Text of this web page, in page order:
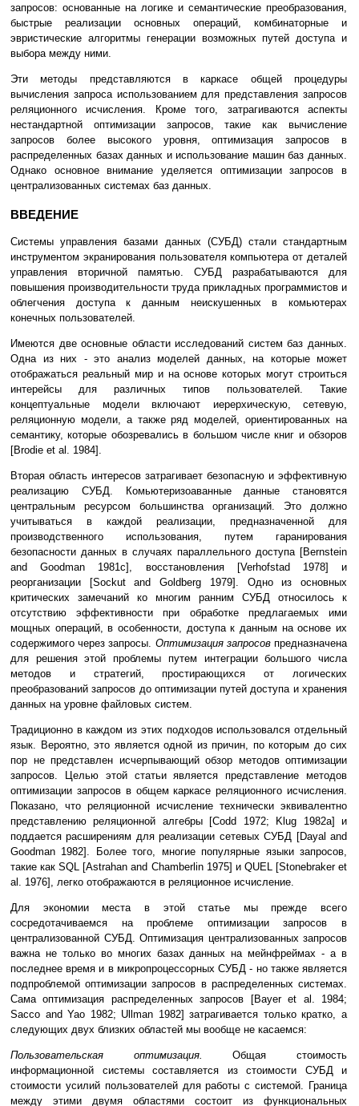
запросов: основанные на логике и семантические преобразования,
быстрые реализации основных операций, комбинаторные и
эвристические алгоритмы генерации возможных путей доступа и
выбора между ними.
Эти методы представляются в каркасе общей процедуры
вычисления запроса использованием для представления запросов
реляционного исчисления. Кроме того, затрагиваются аспекты
нестандартной оптимизации запросов, такие как вычисление
запросов более высокого уровня, оптимизация запросов в
распределенных базах данных и использование машин баз данных.
Однако основное внимание уделяется оптимизации запросов в
централизованных системах баз данных.
ВВЕДЕНИЕ
Системы управления базами данных (СУБД) стали стандартным
инструментом экранирования пользователя компьютера от деталей
управления вторичной памятью. СУБД разрабатываются для
повышения производительности труда прикладных программистов и
облегчения доступа к данным неискушенных в комьютерах
конечных пользователей.
Имеются две основные области исследований систем баз данных.
Одна из них - это анализ моделей данных, на которые может
отображаться реальный мир и на основе которых могут строиться
интерейсы для различных типов пользователей. Такие
концептуальные модели включают иерерхическую, сетевую,
реляционную модели, а также ряд моделей, ориентированных на
семантику, которые обозревались в большом числе книг и обзоров
[Brodie et al. 1984].
Вторая область интересов затрагивает безопасную и эффективную
реализацию СУБД. Комьютеризоаванные данные становятся
центральным ресурсом большинства организаций. Это должно
учитываться в каждой реализации, предназначенной для
производственного использования, путем гаранирования
безопасности данных в случаях параллельного доступа [Bernstein
and Goodman 1981c], восстановления [Verhofstad 1978] и
реорганизации [Sockut and Goldberg 1979]. Одно из основных
критических замечаний ко многим ранним СУБД относилось к
отсутствию эффективности при обработке предлагаемых ими
мощных операций, в особенности, доступа к данным на основе их
содержимого через запросы. Оптимизация запросовпредназначена
для решения этой проблемы путем интеграции большого числа
методов и стратегий, простирающихся от логических
преобразований запросов до оптимизации путей доступа и хранения
данных на уровне файловых систем.
Традиционно в каждом из этих подходов использовался отдельный
язык. Вероятно, это является одной из причин, по которым до сих
пор не представлен исчерпывающий обзор методов оптимизации
запросов. Целью этой статьи является представление методов
оптимизации запросов в общем каркасе реляционного исчисления.
Показано, что реляционной исчисление технически эквивалентно
представлению реляционной алгебры [Codd 1972; Klug 1982a] и
поддается расширениям для реализации сетевых СУБД [Dayal and
Goodman 1982]. Более того, многие популярные языки запросов,
такие как SQL [Astrahan and Chamberlin 1975] и QUEL [Stonebraker et
al. 1976], легко отображаются в реляционное исчисление.
Для экономии места в этой статье мы прежде всего
сосредотачиваемся на проблеме оптимизации запросов в
централизованной СУБД. Оптимизация централизованных запросов
важна не только во многих базах данных на мейнфреймах - а в
последнее время и в микропроцессорных СУБД - но также является
подпроблемой оптимизации запросов в распределенных системах.
Сама оптимизация распределенных запросов [Bayer et al. 1984;
Sacco and Yao 1982; Ullman 1982] затрагивается только кратко, а
следующих двух близких областей мы вообще не касаемся:
Пользовательская оптимизация.
Общая стоимость
информационной системы составляется из стоимости СУБД и
стоимости усилий пользователей для работы с системой. Граница
между этими двумя областями состоит из функциональных